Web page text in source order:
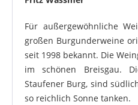
Für außergewöhnliche
großen Burgunderweine
seit 1998 bekannt. Die
im schönen Breisgau.
Staufener Burg, sind
so reichlich Sonne tanken.